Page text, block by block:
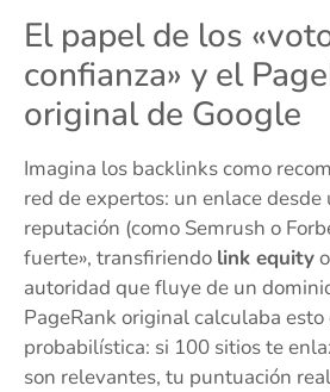
El papel de los
confianza» y el
original de Google
Imagina los backlinks como
red de expertos: un enlace
reputación (como Semrush o
fuerte», transfiriendo link equityo
autoridad que fluye de un
PageRank original calculaba
probabilística: si 100 sitios te
son relevantes, tu puntuación